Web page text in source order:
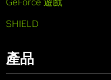
SHIELD
產品